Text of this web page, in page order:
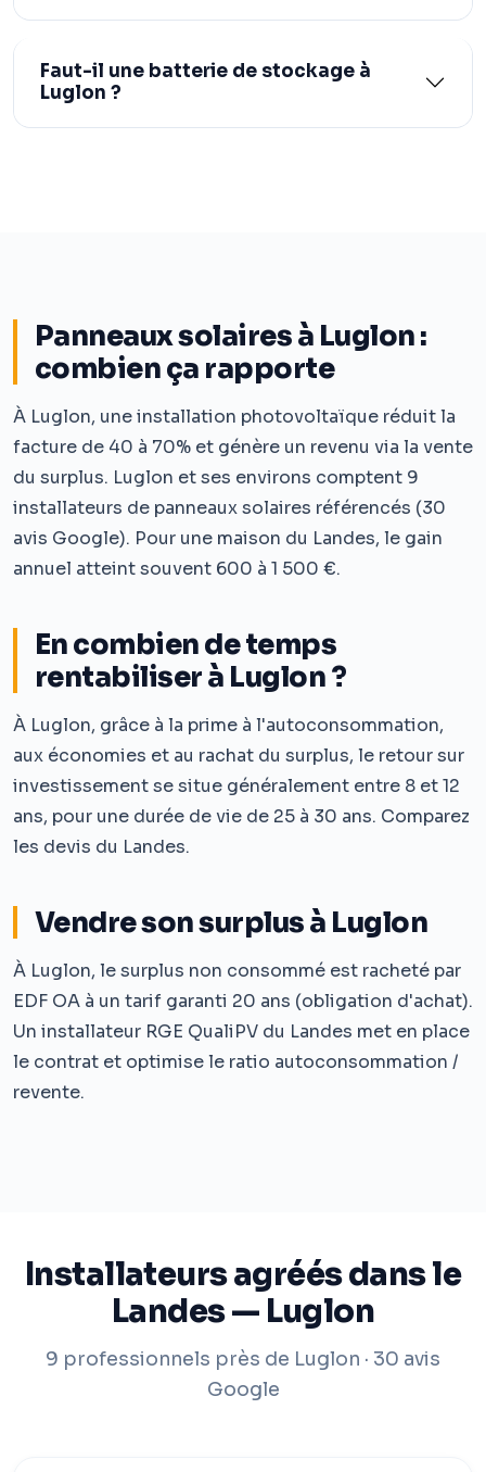
Panneaux solaires à Luglon :
combien ça rapporte
À Luglon, une installation photovoltaïque réduit la
facture de 40 à 70% et génère un revenu via la vente
du surplus. Luglon et ses environs comptent 9
installateurs de panneaux solaires référencés (30
avis Google). Pour une maison du Landes, le gain
annuel atteint souvent 600 à 1 500 €.
En combien de temps
rentabiliser à Luglon ?
À Luglon, grâce à la prime à l'autoconsommation,
aux économies et au rachat du surplus, le retour sur
investissement se situe généralement entre 8 et 12
ans, pour une durée de vie de 25 à 30 ans. Comparez
les devis du Landes.
Vendre son surplus à Luglon
À Luglon, le surplus non consommé est racheté par
EDF OA à un tarif garanti 20 ans (obligation d'achat).
Un installateur RGE QualiPV du Landes met en place
le contrat et optimise le ratio autoconsommation /
revente.
Installateurs agréés dans le
Landes — Luglon
9 professionnels près de Luglon · 30 avis
Google
Faut-il une batterie de stockage à
Luglon ?